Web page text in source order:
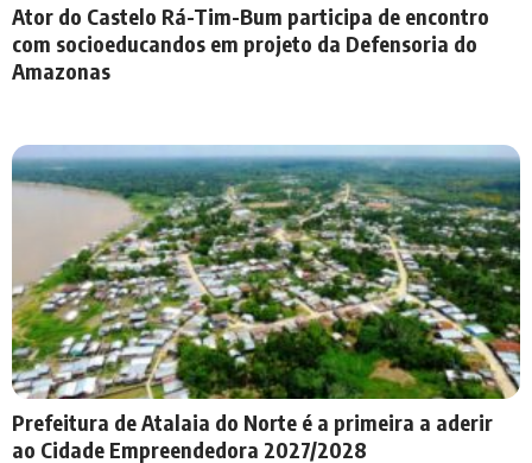
Ator do Castelo Rá-Tim-Bum participa de encontro
com socioeducandos em projeto da Defensoria do
Amazonas
Prefeitura de Atalaia do Norte é a primeira a aderir
ao Cidade Empreendedora 2027/2028